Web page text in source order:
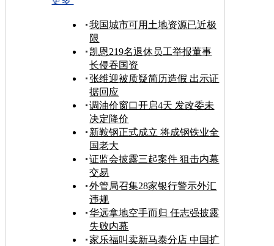
我国城市可用土地资源已近极
限
凯恩219名退休员工举报董事
长侵吞国资
张维迎被质疑简历造假 出示证
据回应
调油价窗口开启4天 发改委未
决定降价
新鞍钢正式成立 将成钢铁业全
国老大
证监会披露三起案件 狙击内幕
交易
外管局召集28家银行警示外汇
违规
华远拿地空手而归 任志强披露
失败内幕
家乐福叫卖新马泰分店 中国扩